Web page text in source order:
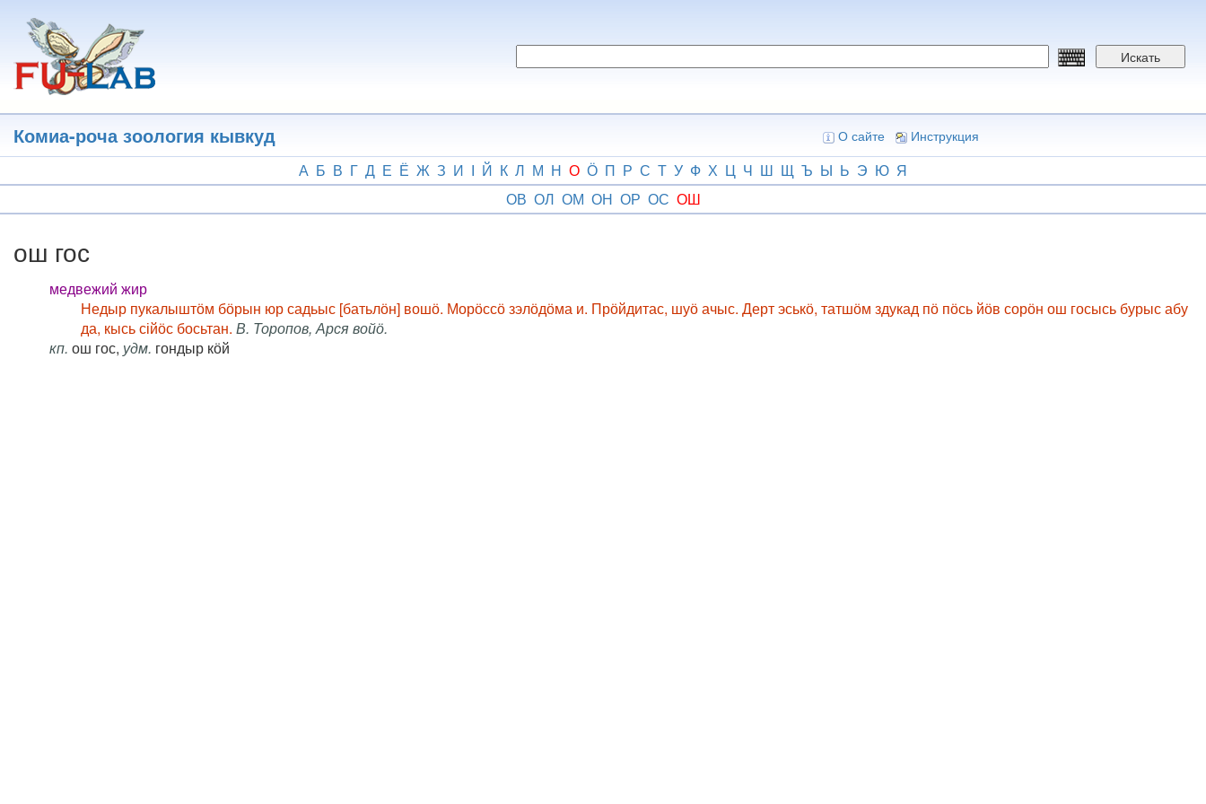
основному
содержанию
Искать
Комиа-роча зоология кывкуд О сайте Инструкция
А Б В Г Д Е Ё Ж З И І Й К Л М Н О Ӧ П Р С Т У Ф Х Ц Ч Ш Щ Ъ Ы Ь Э Ю Я
ОВ ОЛ ОМ ОН ОР ОС ОШ
ош гос
медвежий жир
Недыр пукалыштӧм бӧрын юр садьыс [батьлӧн] вошӧ. Морӧссӧ зэлӧдӧма и. Прӧйдитас, шуӧ ачыс. Дерт эськӧ, татшӧм здукад пӧ пӧсь йӧв сорӧн ош госысь бурыс абу
да, кысь сійӧс босьтан. В. Торопов, Арся войӧ.
кп. ош гос, удм. гондыр кӧй